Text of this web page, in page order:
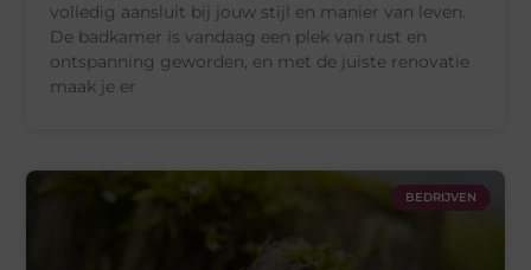
volledig aansluit bij jouw stijl en manier van leven.
De badkamer is vandaag een plek van rust en
ontspanning geworden, en met de juiste renovatie
maak je er
BEDRIJVEN